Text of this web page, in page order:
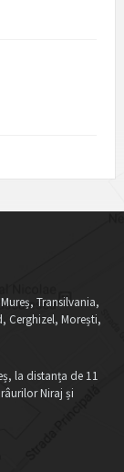
Transilvania,
Cerghizel, Morești,
la distanța de 11
Niraj și